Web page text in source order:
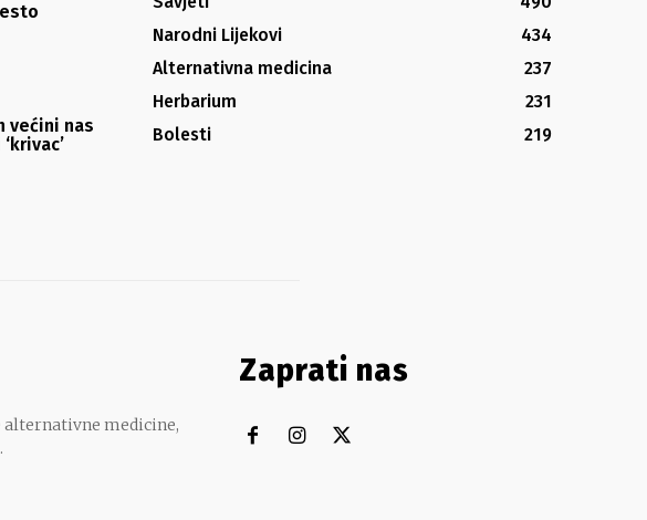
većini nas
Narodni Lijekovi
434
Alternativna medicina
237
Herbarium
231
Bolesti
219
medicine,
Zaprati nas